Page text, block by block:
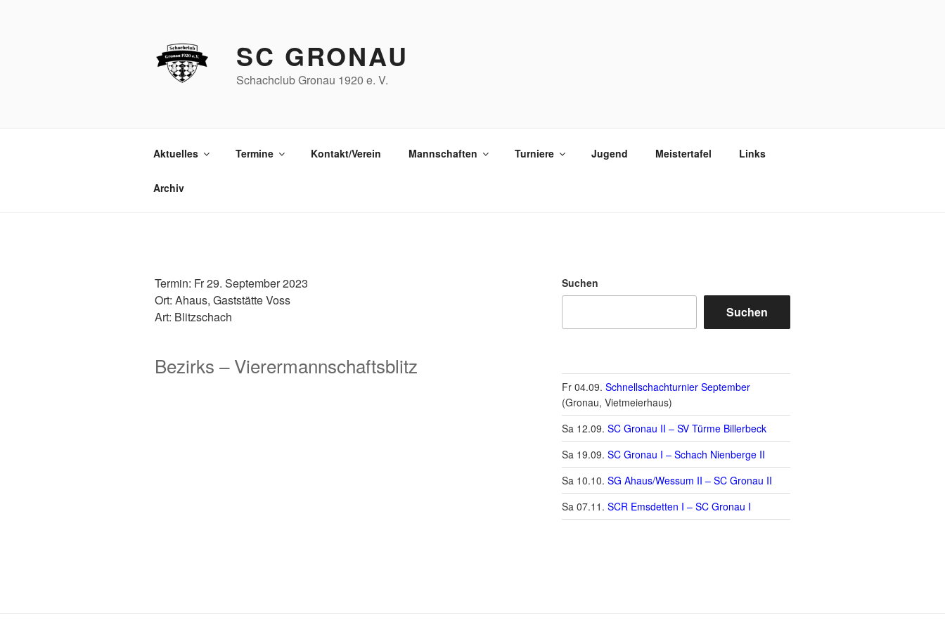
SC GRONAU
Schachclub Gronau 1920 e. V.
Aktuelles Termine Kontakt/Verein Mannschaften Turniere Jugend Meistertafel Links
Archiv
Termin: Fr 29. September 2023
Ort: Ahaus, Gaststätte Voss
Art: Blitzschach
Bezirks – Vierermannschaftsblitz
Suchen
Suchen
Fr 04.09. Schnellschachturnier September
(Gronau, Vietmeierhaus)
Sa 12.09. SC Gronau II – SV Türme Billerbeck
Sa 19.09. SC Gronau I – Schach Nienberge II
Sa 10.10. SG Ahaus/Wessum II – SC Gronau II
Sa 07.11. SCR Emsdetten I – SC Gronau I